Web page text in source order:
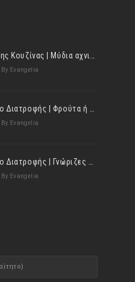
By Evangelia
By Evangelia
By Evangelia